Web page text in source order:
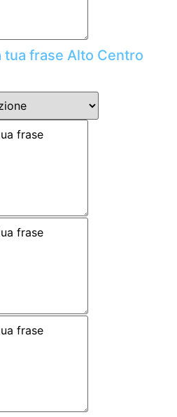
tua frase Alto Centro